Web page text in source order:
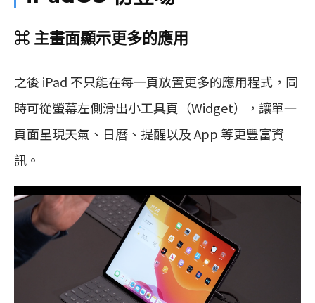
⌘ 主畫面顯示更多的應用
之後 iPad 不只能在每一頁放置更多的應用程式，同
時可從螢幕左側滑出小工具頁（Widget），讓單一
頁面呈現天氣、日曆、提醒以及 App 等更豐富資
訊。